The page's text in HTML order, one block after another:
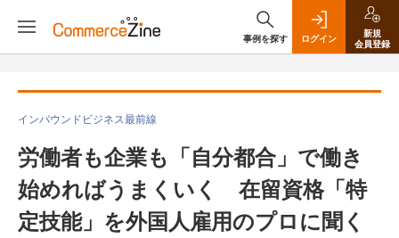
事例を探す ログイン
新規
会員登録
インバウンドビジネス最前線
労働者も企業も「自分都合」で働き
始めればうまくいく 在留資格「特
定技能」を外国人雇用のプロに聞く